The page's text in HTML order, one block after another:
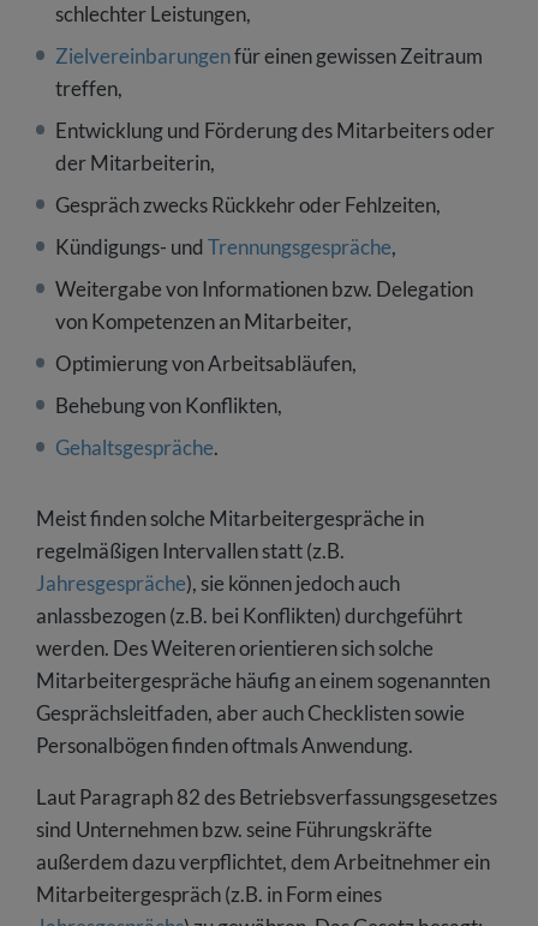
schlechter Leistungen,
Zielvereinbarungenfür einen gewissen Zeitraum
treffen,
Entwicklung und Förderung des Mitarbeiters oder
der Mitarbeiterin,
Gespräch zwecks Rückkehr oder Fehlzeiten,
Kündigungs- und Trennungsgespräche,
Weitergabe von Informationen bzw. Delegation
von Kompetenzen an Mitarbeiter,
Optimierung von Arbeitsabläufen,
Behebung von Konflikten,
Gehaltsgespräche.
Meist finden solche Mitarbeitergespräche in
regelmäßigen Intervallen statt (z.B.
Jahresgespräche), sie können jedoch auch
anlassbezogen (z.B. bei Konflikten) durchgeführt
werden. Des Weiteren orientieren sich solche
Mitarbeitergespräche häufig an einem sogenannten
Gesprächsleitfaden, aber auch Checklisten sowie
Personalbögen finden oftmals Anwendung.
Laut Paragraph 82 des Betriebsverfassungsgesetzes
sind Unternehmen bzw. seine Führungskräfte
außerdem dazu verpflichtet, dem Arbeitnehmer ein
Mitarbeitergespräch (z.B. in Form eines